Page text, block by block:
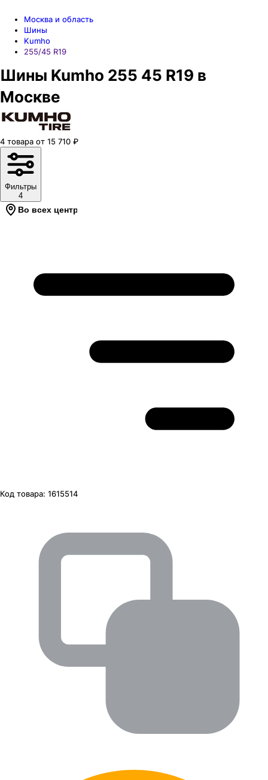
Москва и область
Шины
Kumho
255/45 R19
Шины Kumho 255 45 R19 в
Москве
4 товара от 15 710 ₽
Фильтры
4
Во всех центрах
Код товара: 1615514